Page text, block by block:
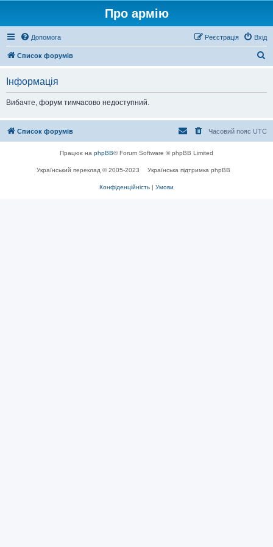
Про армію
Допомога Вхід
Реєстрація
Список форумів
Інформація
Вибачте, форум тимчасово недоступний.
Список форумів Часовий пояс UTC
Працює на phpBB® Forum Software © phpBB Limited
Український переклад © 2005-2023 Українська підтримка phpBB
Конфіденційність | Умови